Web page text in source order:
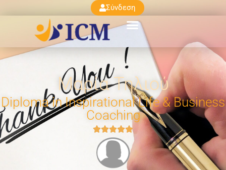
Σύνδεση
Μαρία Τηλιού
Diploma in Inspirational Life & Business
Coaching
